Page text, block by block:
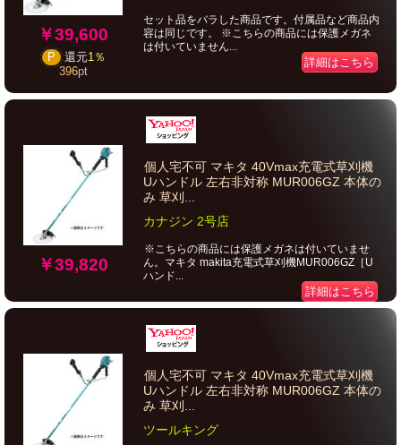
￥39,600
P 還元1％
396pt
セット品をバラした商品です。付属品など商品内
容は同じです。 ※こちらの商品には保護メガネ
は付いていません...
詳細はこちら
￥39,820
個人宅不可 マキタ 40Vmax充電式草刈機
Uハンドル 左右非対称 MUR006GZ 本体の
み 草刈...
カナジン 2号店
※こちらの商品には保護メガネは付いていませ
ん。マキタ makita充電式草刈機MUR006GZ［U
ハンド...
詳細はこちら
個人宅不可 マキタ 40Vmax充電式草刈機
Uハンドル 左右非対称 MUR006GZ 本体の
み 草刈...
ツールキング